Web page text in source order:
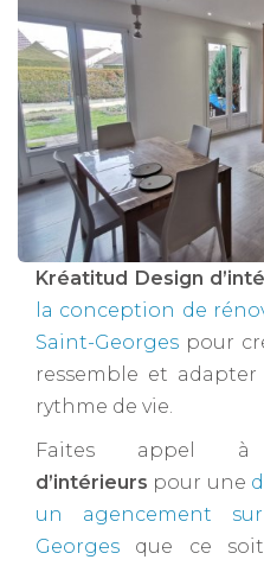
Kréatitud Design
la conception de
Saint-Georges pour
ressemble et
rythme de vie.
Faites appel
d’intérieurs pour une
un agencement
Georges que ce